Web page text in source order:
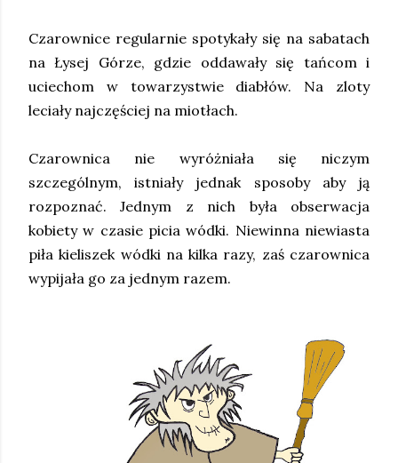
Czarownice regularnie spotykały się na sabatach
na Łysej Górze, gdzie oddawały się tańcom i
uciechom w towarzystwie diabłów. Na zloty
leciały najczęściej na miotłach.
Czarownica nie wyróżniała się niczym
szczególnym, istniały jednak sposoby aby ją
rozpoznać. Jednym z nich była obserwacja
kobiety w czasie picia wódki. Niewinna niewiasta
piła kieliszek wódki na kilka razy, zaś czarownica
wypijała go za jednym razem.